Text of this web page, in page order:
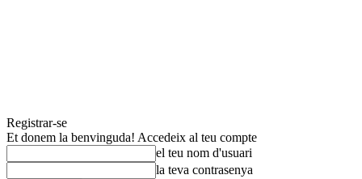
Registrar-se
Et donem la benvinguda! Accedeix al teu compte
el teu nom d'usuari
la teva contrasenya